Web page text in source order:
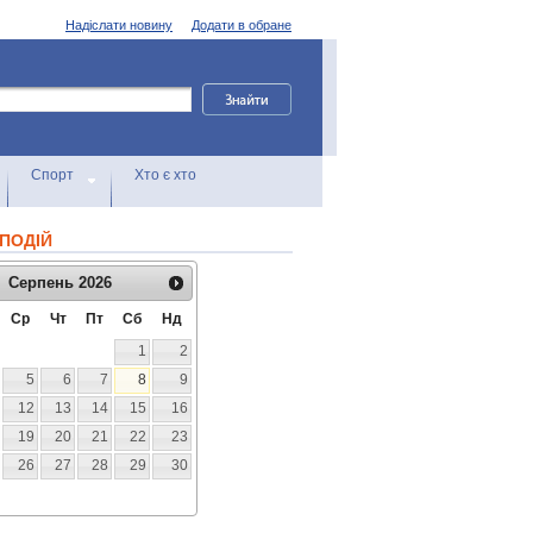
Додати в обране
Надіслати новину
Спорт Хто є хто
Серпень 2026
Ср Чт Пт Сб
Нд
1
2
5 6 7 8
9
12 13 14 15
16
19 20 21 22
23
26 27 28 29
30